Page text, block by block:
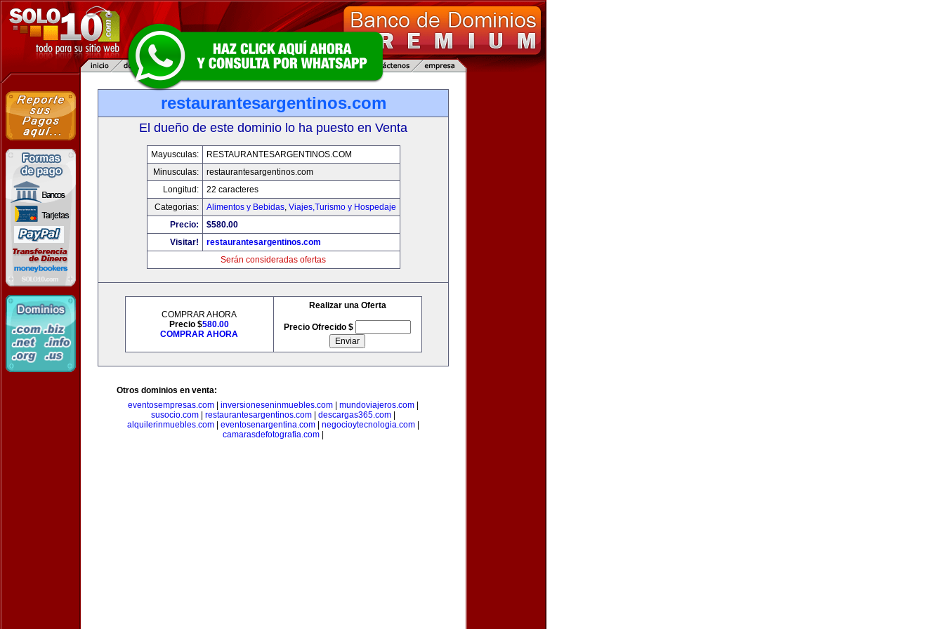
restaurantesargentinos.com
El dueño de este dominio lo ha puesto en Venta
Mayusculas:
RESTAURANTESARGENTINOS.COM
Minusculas:
restaurantesargentinos.com
Longitud:
22 caracteres
Categorias:
Alimentos y Bebidas, Viajes,Turismo y Hospedaje
Precio:
$580.00
Visitar!
restaurantesargentinos.com
Serán consideradas ofertas
COMPRAR AHORA
Precio $580.00
COMPRAR AHORA
Realizar una Oferta
Precio Ofrecido $
Otros dominios en venta:
eventosempresas.com
inversioneseninmuebles.com mundoviajeros.com
susocio.com
restaurantesargentinos.com descargas365.com
alquilerinmuebles.com
eventosenargentina.com negocioytecnologia.com
camarasdefotografia.com